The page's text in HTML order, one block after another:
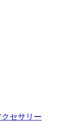
セサリー